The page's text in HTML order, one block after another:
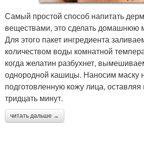
Самый простой способ напитать
веществами, это сделать домашнюю
Для этого пакет ингредиента
количеством воды комнатной
когда желатин разбухнет,
однородной кашицы. Наносим маску
подготовленную кожу лица, оставляя
тридцать минут.
читать дальше →